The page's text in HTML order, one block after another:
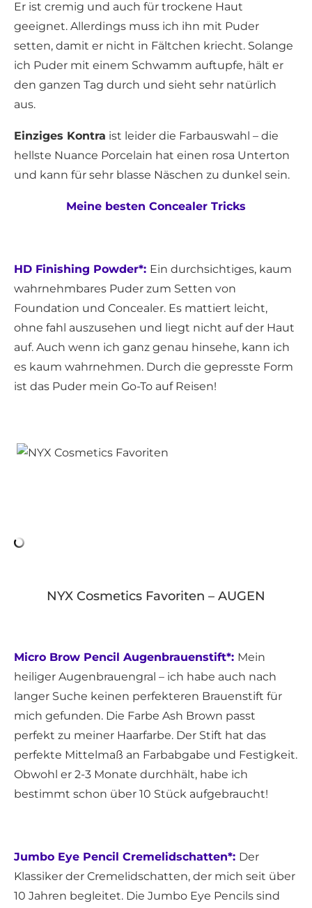
Er ist cremig und auch für trockene Haut
geeignet. Allerdings muss ich ihn mit Puder
setten, damit er nicht in Fältchen kriecht. Solange
ich Puder mit einem Schwamm auftupfe, hält er
den ganzen Tag durch und sieht sehr natürlich
aus.
Einziges Kontra ist leider die Farbauswahl – die
hellste Nuance Porcelain hat einen rosa Unterton
und kann für sehr blasse Näschen zu dunkel sein.
Meine besten Concealer Tricks
HD Finishing Powder*: Ein durchsichtiges, kaum
wahrnehmbares Puder zum Setten von
Foundation und Concealer. Es mattiert leicht,
ohne fahl auszusehen und liegt nicht auf der Haut
auf. Auch wenn ich ganz genau hinsehe, kann ich
es kaum wahrnehmen. Durch die gepresste Form
ist das Puder mein Go-To auf Reisen!
NYX Cosmetics Favoriten – AUGEN
Micro Brow Pencil Augenbrauenstift*: Mein
heiliger Augenbrauengral – ich habe auch nach
langer Suche keinen perfekteren Brauenstift für
mich gefunden. Die Farbe Ash Brown passt
perfekt zu meiner Haarfarbe. Der Stift hat das
perfekte Mittelmaß an Farbabgabe und Festigkeit.
Obwohl er 2-3 Monate durchhält, habe ich
bestimmt schon über 10 Stück aufgebraucht!
Jumbo Eye Pencil Cremelidschatten*: Der
Klassiker der Cremelidschatten, der mich seit über
10 Jahren begleitet. Die Jumbo Eye Pencils sind